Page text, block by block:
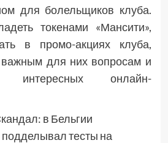
для болельщиков клуба.
токенами «Мансити»,
в промо-акциях клуба,
важным для них вопросам и
интересных онлайн-
в Бельгии
тесты на